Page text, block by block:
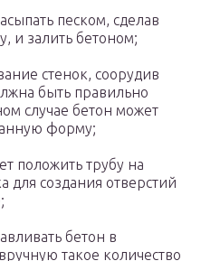
песком, сделав
и залить бетоном;
стенок, соорудив
быть правильно
случае бетон может
форму;
положить трубу на
для создания отверстий
бетон в
такое количество